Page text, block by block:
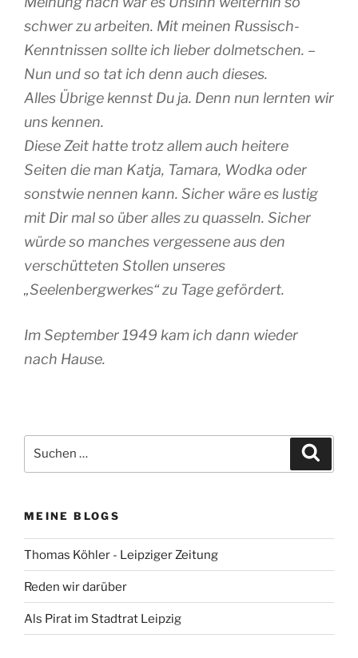
schwer zu arbeiten. Mit meinen Russisch-
Kenntnissen sollte ich lieber dolmetschen. –
Nun und so tat ich denn auch dieses.
Alles Übrige kennst Du ja. Denn nun lernten wir
uns kennen.
Diese Zeit hatte trotz allem auch heitere
Seiten die man Katja, Tamara, Wodka oder
sonstwie nennen kann. Sicher wäre es lustig
mit Dir mal so über alles zu quasseln. Sicher
würde so manches vergessene aus den
verschütteten Stollen unseres
„Seelenbergwerkes“ zu Tage gefördert.
Im September 1949 kam ich dann wieder
nach Hause.
nach:
MEINE BLOGS
Thomas Köhler - Leipziger Zeitung
Reden wir darüber
Als Pirat im Stadtrat Leipzig